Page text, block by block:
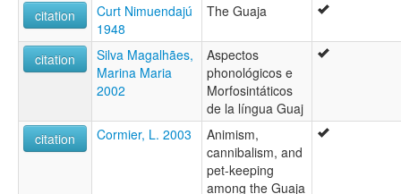
citation
Curt Nimuendajú
1948
The Guaja
citation
Silva Magalhães,
Marina Maria
2002
Aspectos
phonológicos e
Morfosintáticos
de la língua Guaj
citation
Cormier, L. 2003
Animism,
cannibalism, and
pet-keeping
among the Guaja